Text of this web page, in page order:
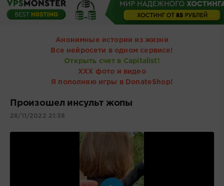
Анонимные истории из жизни
Все нейросети в одном сервисе!
Открыть счет в Capitalist!
ХХХ фото и видео
Я пополняю игры в DonateShop!
Произошел инсульт жопы
28/11/2022 21:38